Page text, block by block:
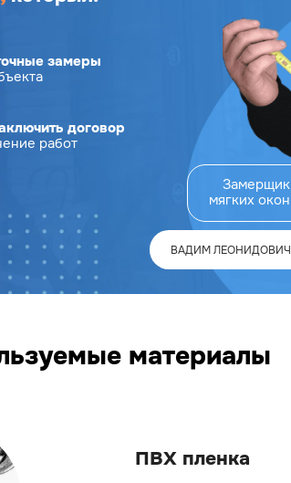
замеры
договор
работ
Замерщик
мягких окон
ВАДИМ ЛЕОНИДОВИЧ
материалы
ПВХ пленка